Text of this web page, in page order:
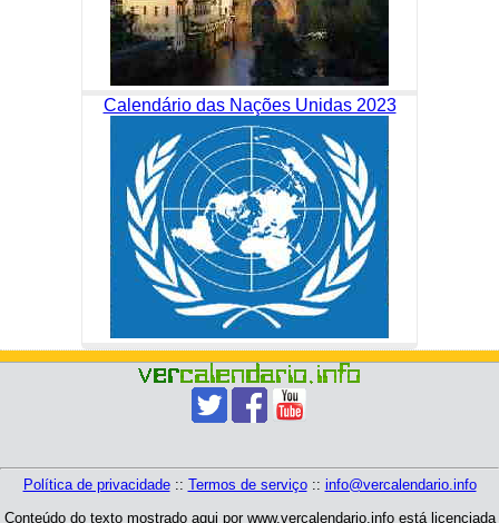
Calendário das Nações Unidas 2023
Política de privacidade:: Termos de serviço:: info@vercalendario.info
Conteúdo do texto mostrado aqui por www.vercalendario.info está licenciada